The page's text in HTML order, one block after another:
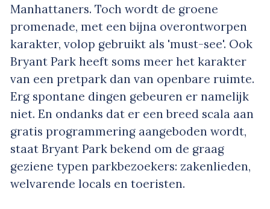
Manhattaners. Toch wordt de groene
promenade, met een bijna overontworpen
karakter, volop gebruikt als 'must-see'. Ook
Bryant Park heeft soms meer het karakter
van een pretpark dan van openbare ruimte.
Erg spontane dingen gebeuren er namelijk
niet. En ondanks dat er een breed scala aan
gratis programmering aangeboden wordt,
staat Bryant Park bekend om de graag
geziene typen parkbezoekers: zakenlieden,
welvarende locals en toeristen.